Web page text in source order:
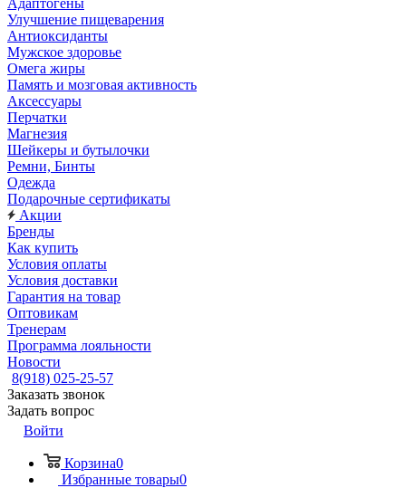
Адаптогены
Улучшение пищеварения
Антиоксиданты
Мужское здоровье
Омега жиры
Память и мозговая активность
Аксессуары
Перчатки
Магнезия
Шейкеры и бутылочки
Ремни, Бинты
Одежда
Подарочные сертификаты
Акции
Бренды
Как купить
Условия оплаты
Условия доставки
Гарантия на товар
Оптовикам
Тренерам
Программа лояльности
Новости
8(918) 025-25-57
Заказать звонок
Задать вопрос
Войти
Корзина0
Избранные товары0